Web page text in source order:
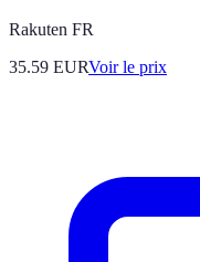
Rakuten FR
35.59 EURVoir le prix